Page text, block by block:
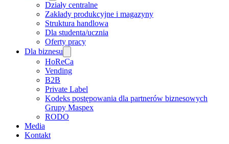
Działy centralne
Zakłady produkcyjne i magazyny
Struktura handlowa
Dla studenta/ucznia
Oferty pracy
Dla biznesu
HoReCa
Vending
B2B
Private Label
Kodeks postępowania dla partnerów biznesowych
Grupy Maspex
RODO
Media
Kontakt